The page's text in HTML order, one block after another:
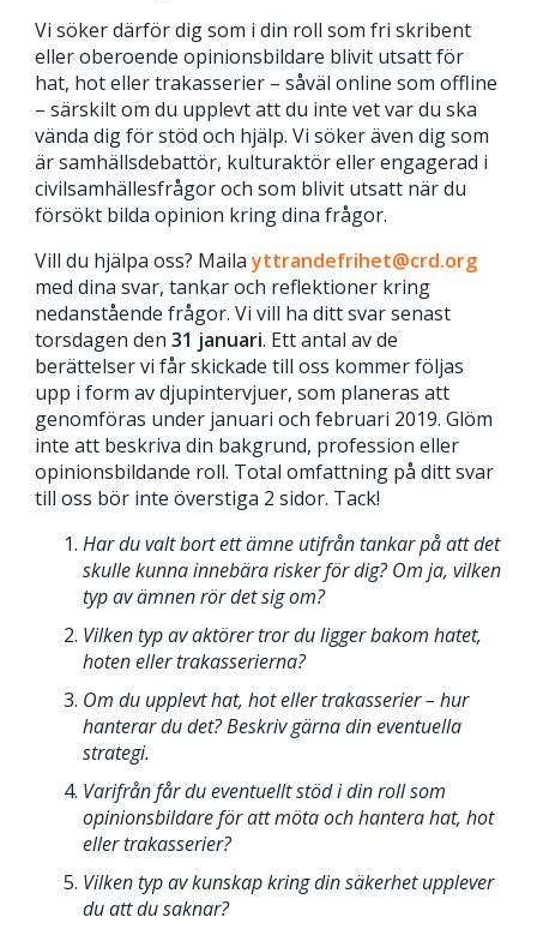
Vi söker därför dig som i din roll som fri skribent
eller oberoende opinionsbildare blivit utsatt för
hat, hot eller trakasserier – såväl online som offline
– särskilt om du upplevt att du inte vet var du ska
vända dig för stöd och hjälp. Vi söker även dig som
är samhällsdebattör, kulturaktör eller engagerad i
civilsamhällesfrågor och som blivit utsatt när du
försökt bilda opinion kring dina frågor.
Vill du hjälpa oss? Mailayttrandefrihet@crd.org
med dina svar, tankar och reflektioner kring
nedanstående frågor. Vi vill ha ditt svar senast
torsdagen den 31 januari. Ett antal av de
berättelser vi får skickade till oss kommer följas
upp i form av djupintervjuer, som planeras att
genomföras under januari och februari 2019. Glöm
inte att beskriva din bakgrund, profession eller
opinionsbildande roll. Total omfattning på ditt svar
till oss bör inte överstiga 2 sidor. Tack!
Har du valt bort ett ämne utifrån tankar på att det
skulle kunna innebära risker för dig? Om ja, vilken
typ av ämnen rör det sig om?
Vilken typ av aktörer tror du ligger bakom hatet,
hoten eller trakasserierna?
Om du upplevt hat, hot eller trakasserier – hur
hanterar du det? Beskriv gärna din eventuella
strategi.
Varifrån får du eventuellt stöd i din roll som
opinionsbildare för att möta och hantera hat, hot
eller trakasserier?
Vilken typ av kunskap kring din säkerhet upplever
du att du saknar?